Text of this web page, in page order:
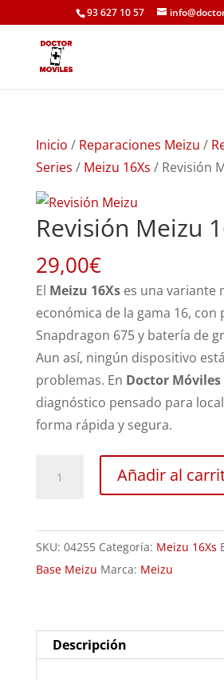
93 627 10 57
Inicio / Reparaciones Meizu /
Series / Meizu 16Xs / Revisión
Revisión Meizu
29,00€
El Meizu 16Xses una variante
económica de la gama 16, con
Snapdragon 675 y batería de
Aun así, ningún dispositivo
problemas. En Doctor Móviles
diagnóstico pensado para
forma rápida y segura.
cantidad
Añadir al
SKU: 04255 Categoría: Meizu 16Xs
Base Meizu Marca: Meizu
Descripción